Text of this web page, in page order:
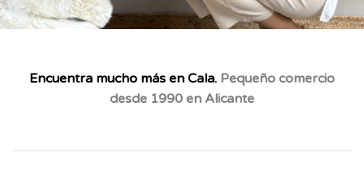
Encuentra mucho más en Cala. Pequeño comercio
desde 1990 en Alicante